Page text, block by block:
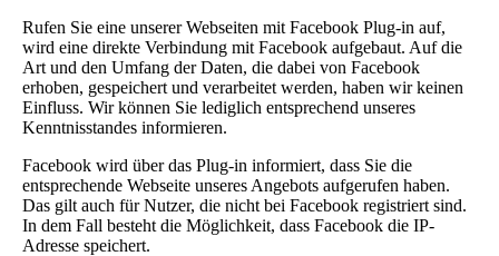
Rufen Sie eine unserer Webseiten mit Facebook Plug-in auf,
wird eine direkte Verbindung mit Facebook aufgebaut. Auf die
Art und den Umfang der Daten, die dabei von Facebook
erhoben, gespeichert und verarbeitet werden, haben wir keinen
Einfluss. Wir können Sie lediglich entsprechend unseres
Kenntnisstandes informieren.
Facebook wird über das Plug-in informiert, dass Sie die
entsprechende Webseite unseres Angebots aufgerufen haben.
Das gilt auch für Nutzer, die nicht bei Facebook registriert sind.
In dem Fall besteht die Möglichkeit, dass Facebook die IP-
Adresse speichert.